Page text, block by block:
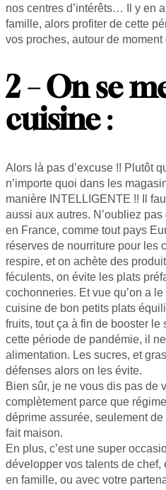
nos centres d’intérêts… Il y en
famille, alors profiter de cette
vos proches, autour de moment
2 – On se
cuisine:
Alors là pas d’excuse !! Plutôt
n’importe quoi dans les
manière INTELLIGENTE !! Il
aussi aux autres. N’oubliez
en France, comme tout pays
réserves de nourriture pour les
respire, et on achète des
féculents, on évite les plats
cochonneries. Et vue qu’on a
cuisine de bon petits plats
fruits, tout ça à fin de booster le
cette période de pandémie, il
alimentation. Les sucres, et
défenses alors on les évite.
Bien sûr, je ne vous dis pas de
complètement parce que
déprime assurée, seulement
fait maison.
En plus, c’est une super
développer vos talents de chef,
en famille, ou avec votre